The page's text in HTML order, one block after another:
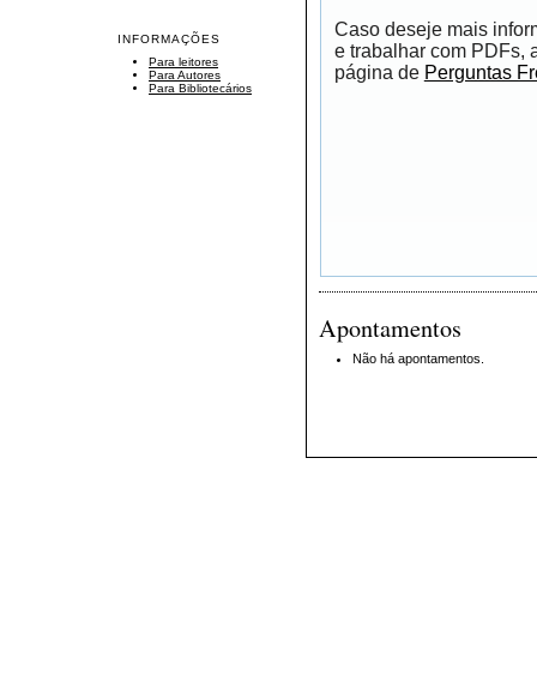
INFORMAÇÕES
Para leitores
Para Autores
Para Bibliotecários
Caso deseje mais
e trabalhar com PDFs,
página de Perguntas
Apontamentos
Não há apontamentos.